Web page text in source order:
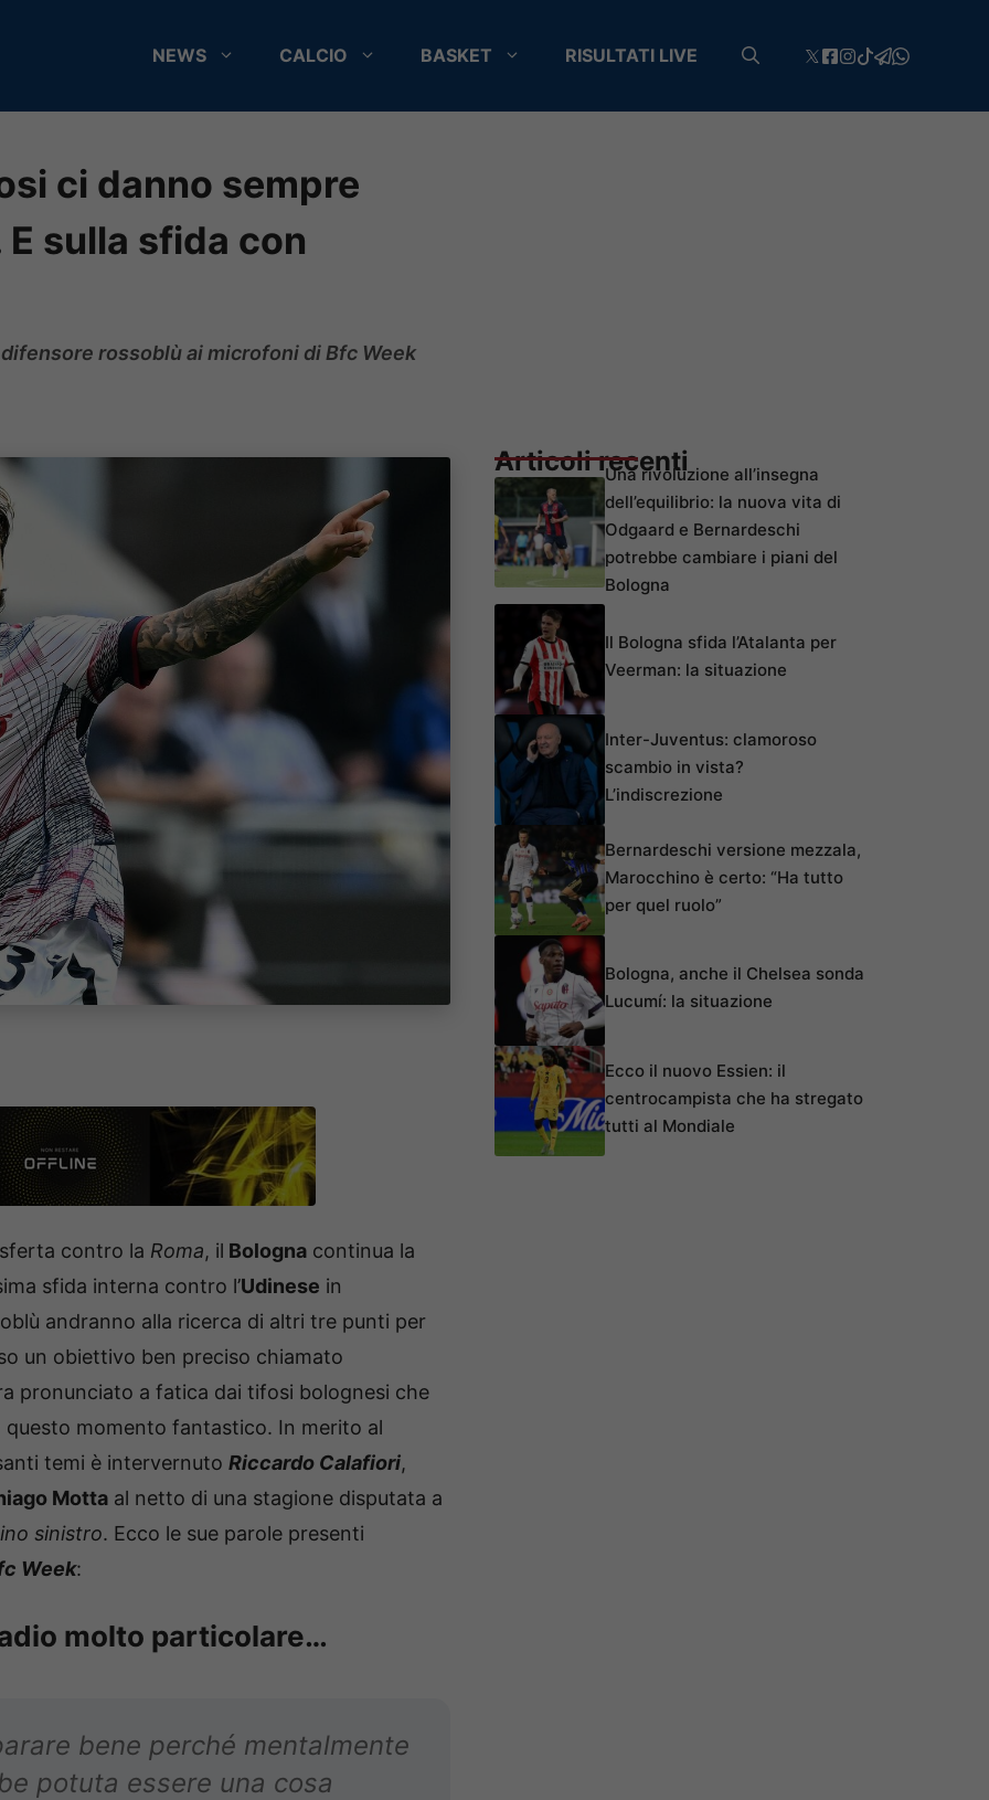
NEWS CALCIO BASKET RISULTATI LIVE
ci danno sempre
sulla sfida con
rossoblù ai microfoni di Bfc Week
contro la Roma, il Bologna continua la
sfida interna contro l’Udinese in
andranno alla ricerca di altri tre punti per
un obiettivo ben preciso chiamato
pronunciato a fatica dai tifosi bolognesi che
momento fantastico. In merito al
temi è intervernuto Riccardo Calafiori,
Motta al netto di una stagione disputata a
sinistro. Ecco le sue parole presenti
Week:
molto particolare…
bene perché mentalmente
potuta essere una cosa
Articoli recentiUna rivoluzione all’insegna
dell’equilibrio: la nuova vita di
Odgaard e Bernardeschi
potrebbe cambiare i piani del
Bologna
Il Bologna sfida l’Atalanta per
Veerman: la situazione
Inter-Juventus: clamoroso
scambio in vista?
L’indiscrezione
Bernardeschi versione mezzala,
Marocchino è certo: “Ha tutto
per quel ruolo”
Bologna, anche il Chelsea sonda
Lucumí: la situazione
Ecco il nuovo Essien: il
centrocampista che ha stregato
tutti al Mondiale